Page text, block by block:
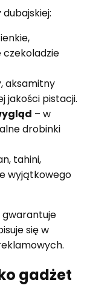
aksamitny
jakości pistacji.
– w
drobinki
tahini,
wyjątkowego
się w
gadżet